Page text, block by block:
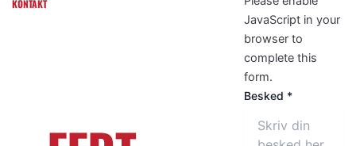
KONTAKT
JavaScript in your
browser to
complete this
form.
Besked *